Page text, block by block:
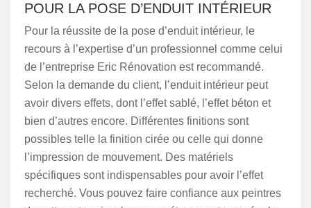
POUR LA POSE D’ENDUIT INTÉRIEUR
Pour la réussite de la pose d’enduit intérieur, le
recours à l’expertise d’un professionnel comme celui
de l’entreprise Eric Rénovation est recommandé.
Selon la demande du client, l’enduit intérieur peut
avoir divers effets, dont l’effet sablé, l’effet béton et
bien d’autres encore. Différentes finitions sont
possibles telle la finition cirée ou celle qui donne
l’impression de mouvement. Des matériels
spécifiques sont indispensables pour avoir l’effet
recherché. Vous pouvez faire confiance aux peintres